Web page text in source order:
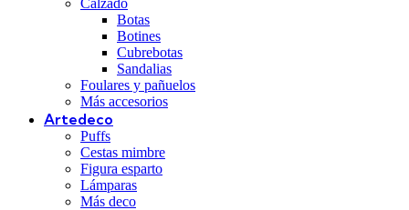
Calzado
Botas
Botines
Cubrebotas
Sandalias
Foulares y pañuelos
Más accesorios
Artedeco
Puffs
Cestas mimbre
Figura esparto
Lámparas
Más deco